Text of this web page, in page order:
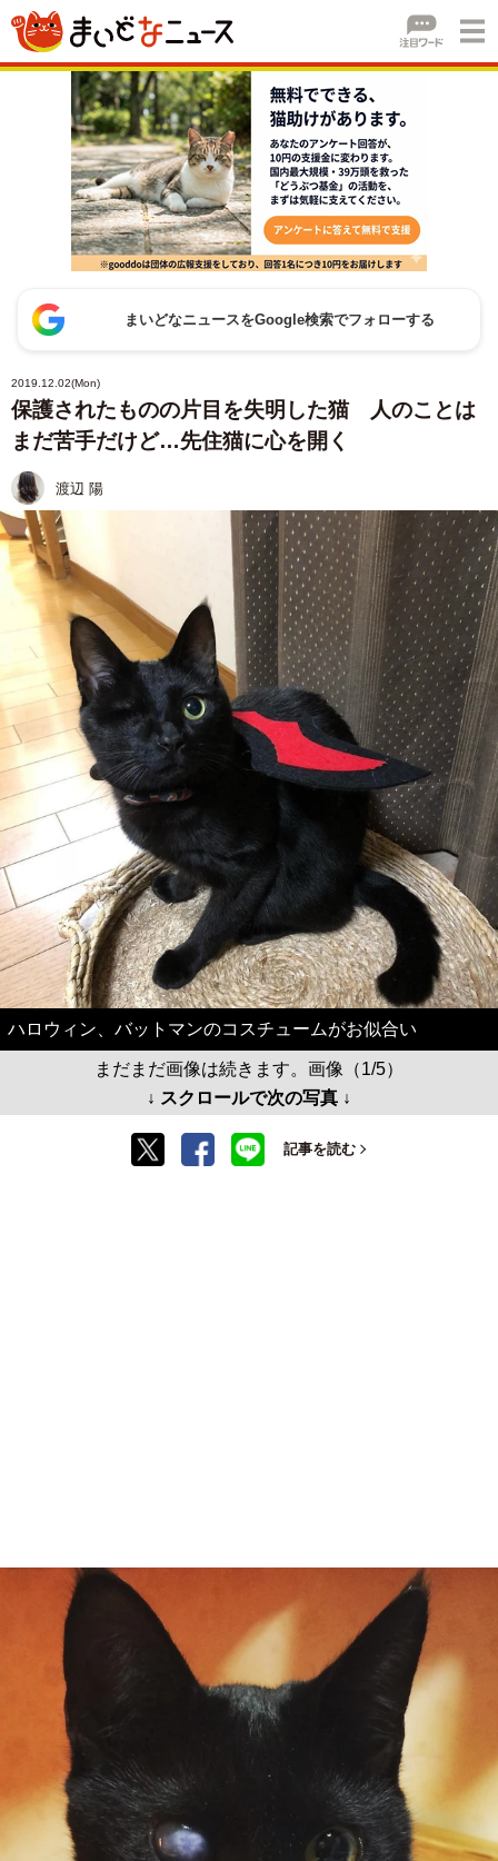
まいどなニュースをGoogle検索でフォローする
2019.12.02(Mon)
保護されたものの片目を失明した猫 人のことは
まだ苦手だけど…先住猫に心を開く
渡辺 陽
ハロウィン、バットマンのコスチュームがお似合い
まだまだ画像は続きます。画像（1/5）
↓ スクロールで次の写真 ↓
記事を読む